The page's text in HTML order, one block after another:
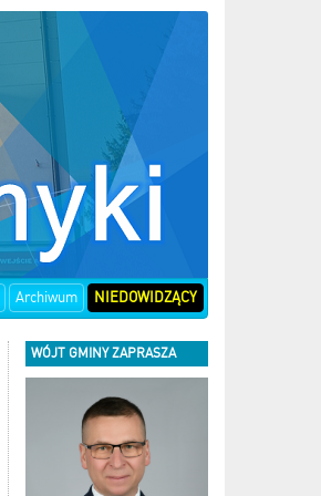
Archiwum NIEDOWIDZĄCY
WÓJT GMINY ZAPRASZA